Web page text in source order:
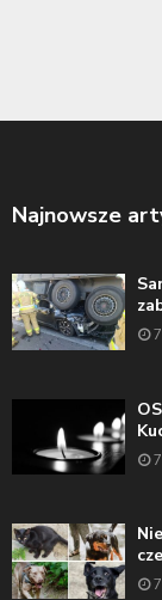
Najnowsze